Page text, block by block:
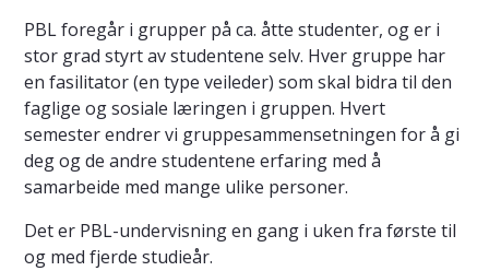
PBL foregår i grupper på ca. åtte studenter, og er i
stor grad styrt av studentene selv. Hver gruppe har
en fasilitator (en type veileder) som skal bidra til den
faglige og sosiale læringen i gruppen. Hvert
semester endrer vi gruppesammensetningen for å gi
deg og de andre studentene erfaring med å
samarbeide med mange ulike personer.
Det er PBL-undervisning en gang i uken fra første til
og med fjerde studieår.